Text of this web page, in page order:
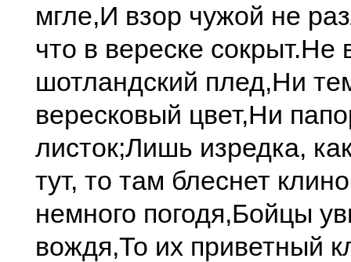
мгле,И взор чужой не
что в вереске сокрыт.Не
шотландский плед,Ни
вересковый цвет,Ни
листок;Лишь изредка,
тут, то там блеснет
немного погодя,Бойцы
вождя,То их приветный